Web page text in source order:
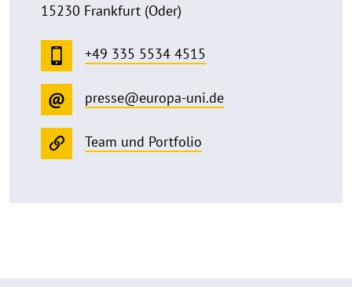
15230 Frankfurt (Oder)
+49 335 5534 4515
presse@europa-uni.de
Team und Portfolio